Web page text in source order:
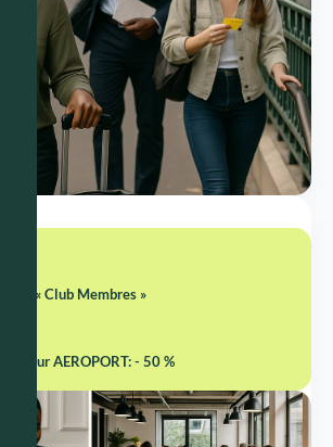
« Club Membres »
AEROPORT: - 50 %